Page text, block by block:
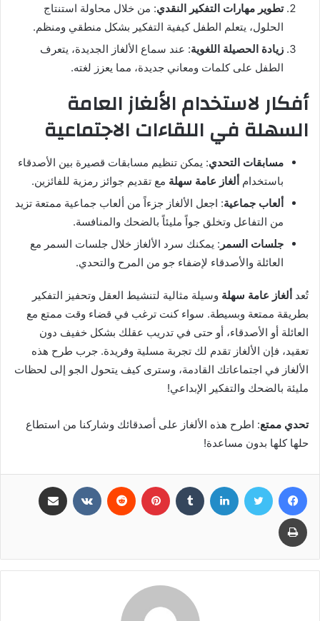
تطوير مهارات التفكير النقدي: من خلال محاولة استنتاج
الحلول، يتعلم الطفل كيفية التفكير بشكل منطقي ومنظم.
زيادة الحصيلة اللغوية: عند سماع الألغاز الجديدة، يتعرف
الطفل على كلمات ومعاني جديدة، مما يعزز لغته.
أفكار لاستخدام الألغاز العامة
السهلة في اللقاءات الاجتماعية
مسابقات التحدي: يمكن تنظيم مسابقات قصيرة بين الأصدقاء
باستخدام ألغاز عامة سهلة مع تقديم جوائز رمزية للفائزين.
ألعاب جماعية: اجعل الألغاز جزءاً من ألعاب جماعية ممتعة تزيد
من التفاعل وتخلق جواً مليئاً بالضحك والمنافسة.
جلسات السمر : يمكنك سرد الألغاز خلال جلسات السمر مع
العائلة والأصدقاء لإضفاء جو من المرح والتحدي.
تُعد ألغاز عامة سهلة وسيلة مثالية لتنشيط العقل وتحفيز التفكير
بطريقة ممتعة وبسيطة. سواء كنت ترغب في قضاء وقت ممتع مع
العائلة أو الأصدقاء، أو حتى في تدريب عقلك بشكل خفيف دون
تعقيد، فإن الألغاز تقدم لك تجربة مسلية وفريدة. جرب طرح هذه
الألغاز في اجتماعاتك القادمة، وسترى كيف يتحول الجو إلى لحظات
مليئة بالضحك والتفكير الإبداعي!
تحدي ممتع: اطرح هذه الألغاز على أصدقائك وشاركنا من استطاع
حلها كلها بدون مساعدة!
فيسبوك تويتر لينكدإن بينتيريست
طباعة